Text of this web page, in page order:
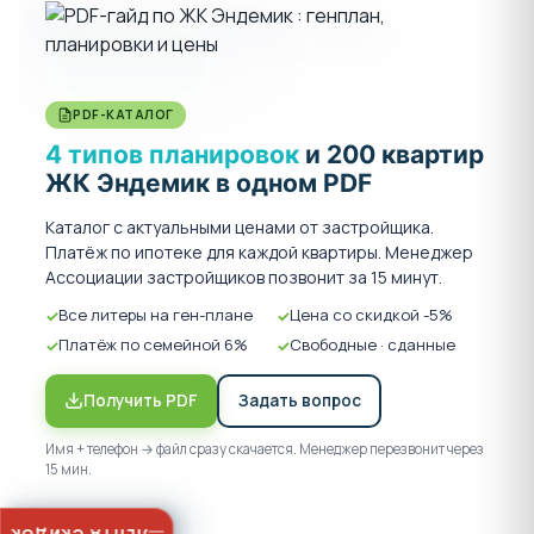
PDF-КАТАЛОГ
4 типов планировок и 200 квартир
ЖК Эндемик в одном PDF
Каталог с актуальными ценами от застройщика.
Платёж по ипотеке для каждой квартиры. Менеджер
Ассоциации застройщиков позвонит за 15 минут.
Все литеры на ген-плане
Цена со скидкой -5%
Платёж по семейной 6%
Свободные · сданные
Получить PDF Задать вопрос
Имя + телефон → файл сразу скачается. Менеджер перезвонит через
15 мин.